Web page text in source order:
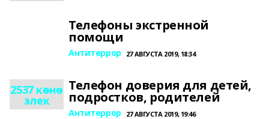
Телефоны экстренной
помощи
Антитеррор 27 АВГУСТА 2019, 18:34
2537 көнө
элек
Телефон доверия для детей,
подростков, родителей
Антитеррор 27 АВГУСТА 2019, 19:46